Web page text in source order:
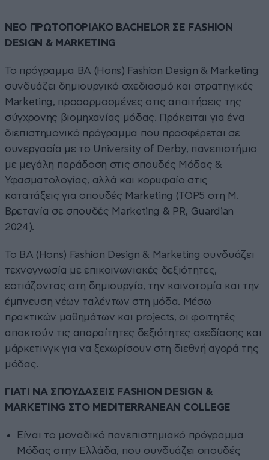
ΝΕΟ ΠΡΩΤΟΠΟΡΙΑΚΟ BACHELOR ΣΕ FASHION
DESIGN & MARKETING
Το πρόγραμμα BA (Hons) Fashion Design & Marketing
συνδυάζει δημιουργικό σχεδιασμό και στρατηγικές
Marketing, προσαρμοσμένες στις απαιτήσεις της
σύγχρονης βιομηχανίας μόδας. Πρόκειται για ένα
διεπιστημονικό πρόγραμμα που προσφέρεται σε
συνεργασία με το University of Derby, πανεπιστήμιο
με μεγάλη παράδοση στις σπουδές Mόδας &
Υφασματολογίας, αλλά και κορυφαίο στις
κατατάξεις για σπουδές Marketing (TOP5 στη Μ.
Βρετανία σε σπουδές Marketing & PR, Guardian
2024).
To BA (Hons) Fashion Design & Marketing συνδυάζει
τεχνογνωσία με επικοινωνιακές δεξιότητες,
εστιάζοντας στη δημιουργία, την καινοτομία και την
έμπνευση νέων ταλέντων στη μόδα. Μέσω
πρακτικών μαθημάτων και projects, οι φοιτητές
αποκτούν τις απαραίτητες δεξιότητες σχεδίασης και
μάρκετινγκ για να ξεχωρίσουν στη διεθνή αγορά της
μόδας.
ΓΙΑΤΙ ΝΑ ΣΠΟΥΔΑΣΕΙΣ FASHION DESIGN &
MARKETING ΣΤΟ MEDITERRANEAN COLLEGE
Είναι το μοναδικό πανεπιστημιακό πρόγραμμα
Μόδας στην Ελλάδα, που συνδυάζει σπουδές